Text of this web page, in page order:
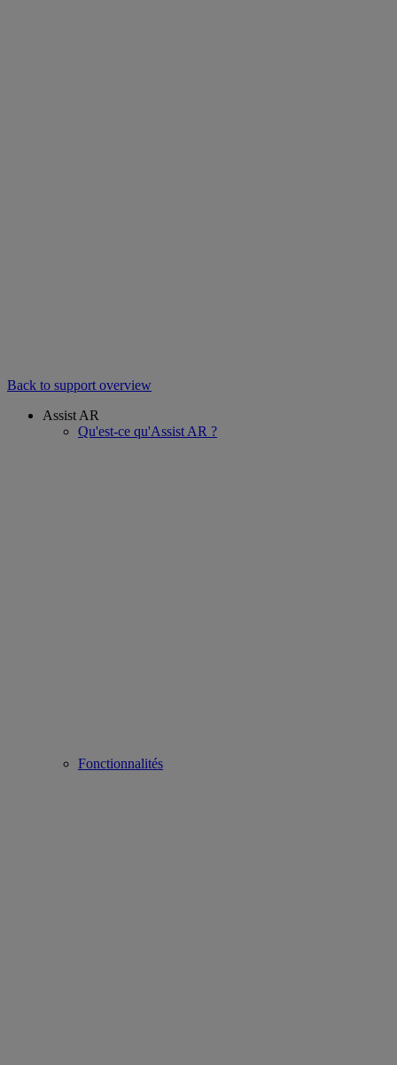
Back to support overview
Assist AR
Qu'est-ce qu'Assist AR ?
Fonctionnalités